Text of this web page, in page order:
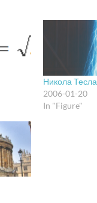
Никола Тесла
2006-01-20
In "Figure"